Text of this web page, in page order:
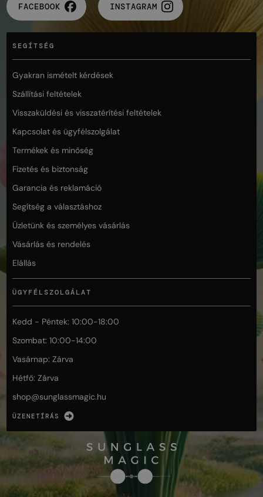
FACEBOOK INSTAGRAM
SEGÍTSÉG
Gyakran ismételt kérdések
Szállítási feltételek
Visszaküldési és visszatérítési feltételek
Kapcsolat és ügyfélszolgálat
Termékek és minőség
Fizetés és biztonság
Garancia és reklamáció
Segítség a választáshoz
Üzletünk és személyes vásárlás
Vásárlás és rendelés
Elállás
ÜGYFÉLSZOLGÁLAT
Kedd - Péntek: 10:00-18:00
Szombat: 10:00-14:00
Vasárnap: Zárva
Hétfő: Zárva
shop@sunglassmagic.hu
ÜZENETÍRÁS